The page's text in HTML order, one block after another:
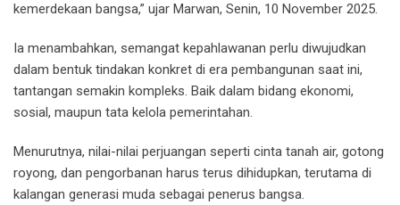
kemerdekaan bangsa,” ujar Marwan, Senin, 10 November 2025.
Ia menambahkan, semangat kepahlawanan perlu diwujudkan
dalam bentuk tindakan konkret di era pembangunan saat ini,
tantangan semakin kompleks. Baik dalam bidang ekonomi,
sosial, maupun tata kelola pemerintahan.
Menurutnya, nilai-nilai perjuangan seperti cinta tanah air, gotong
royong, dan pengorbanan harus terus dihidupkan, terutama di
kalangan generasi muda sebagai penerus bangsa.